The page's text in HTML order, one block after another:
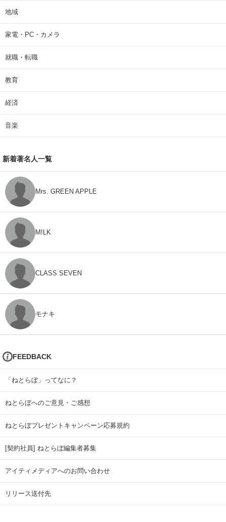
地域
家電・PC・カメラ
就職・転職
教育
経済
音楽
新着著名人一覧
Mrs. GREEN APPLE
M!LK
CLASS SEVEN
モナキ
FEEDBACK
「ねとらぼ」ってなに？
ねとらぼへのご意見・ご感想
ねとらぼプレゼントキャンペーン応募規約
[契約社員] ねとらぼ編集者募集
アイティメディアへのお問い合わせ
リリース送付先